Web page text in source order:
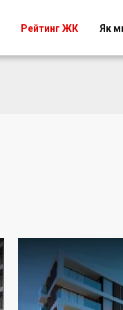
Рейтинг ЖК Як